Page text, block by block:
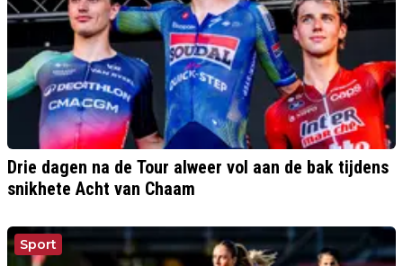
Drie dagen na de Tour alweer vol aan de bak tijdens
snikhete Acht van Chaam
Sport